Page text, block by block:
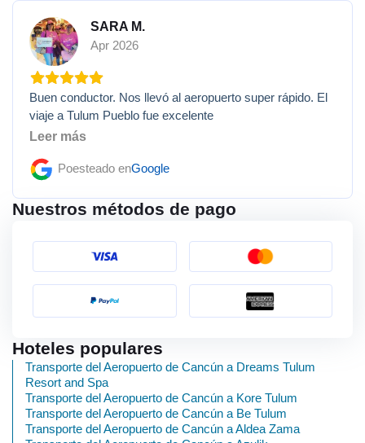
SARA M.
Apr 2026
Buen conductor. Nos llevó al aeropuerto super rápido. El
viaje a Tulum Pueblo fue excelente
Leer más
Poesteado enGoogle
Nuestros métodos de pago
Hoteles populares
Transporte del Aeropuerto de Cancún a Dreams Tulum
Resort and Spa
Transporte del Aeropuerto de Cancún a Kore Tulum
Transporte del Aeropuerto de Cancún a Be Tulum
Transporte del Aeropuerto de Cancún a Aldea Zama